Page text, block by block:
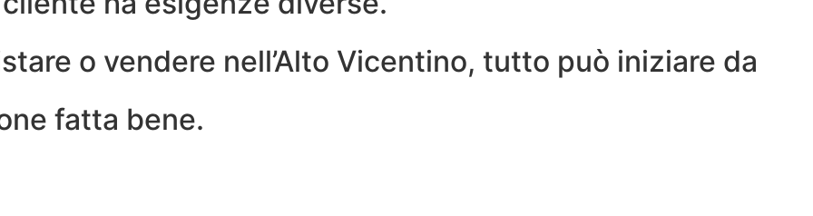
o vendere nell’Alto Vicentino, tutto può iniziare da
fatta bene.